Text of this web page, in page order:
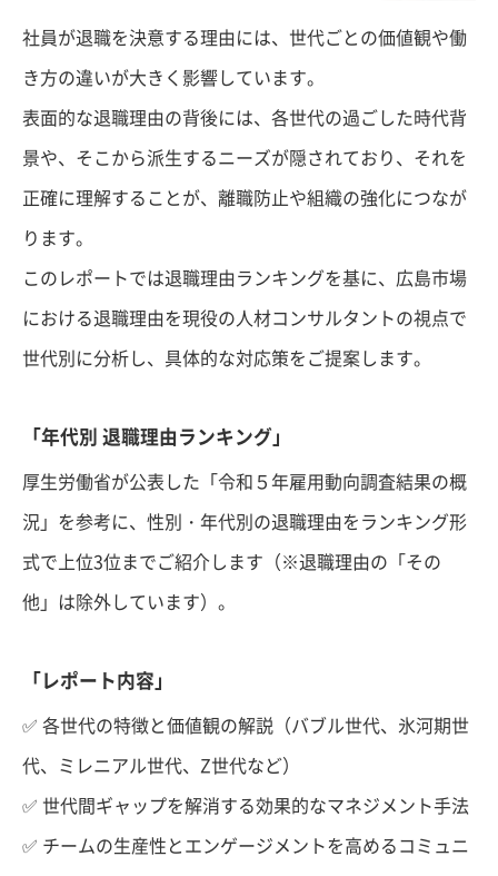
社員が退職を決意する理由には、世代ごとの価値観や働
き方の違いが大きく影響しています。
表面的な退職理由の背後には、各世代の過ごした時代背
景や、そこから派生するニーズが隠されており、それを
正確に理解することが、離職防止や組織の強化につなが
ります。
このレポートでは退職理由ランキングを基に、広島市場
における退職理由を現役の人材コンサルタントの視点で
世代別に分析し、具体的な対応策をご提案します。
「年代別 退職理由ランキング」
厚生労働省が公表した「令和５年雇用動向調査結果の概
況」を参考に、性別・年代別の退職理由をランキング形
式で上位3位までご紹介します（※退職理由の「その
他」は除外しています）。
「レポート内容」
✅ 各世代の特徴と価値観の解説（バブル世代、氷河期世
代、ミレニアル世代、Z世代など）
✅ 世代間ギャップを解消する効果的なマネジメント手法
✅ チームの生産性とエンゲージメントを高めるコミュニ